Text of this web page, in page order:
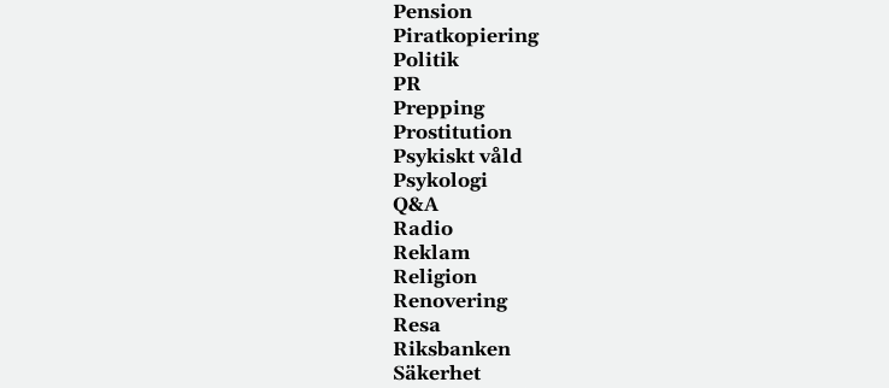
Pension
Piratkopiering
Politik
PR
Prepping
Prostitution
Psykiskt våld
Psykologi
Q&A
Radio
Reklam
Religion
Renovering
Resa
Riksbanken
Säkerhet